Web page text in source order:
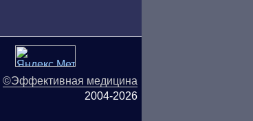
©Эффективная медицина
2004-2026